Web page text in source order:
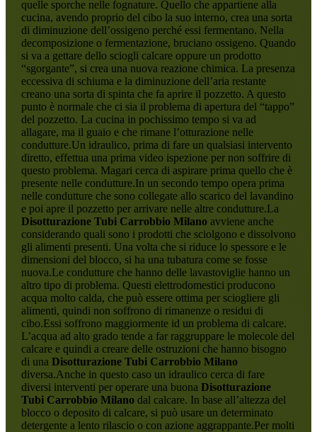
quelle sporche nelle fognature. Quello che appartiene alla
cucina, avendo proprio del cibo la suo interno, crea una sorta
di diminuzione dell’ossigeno perché essi fermentano. Nella
decomposizione o fermentazione, bruciano ossigeno. Quando
si va a gettare dello sciogli calcare oppure un prodotto
“sgorgante”, si crea una nuova reazione chimica. La presenza
eccessiva di schiuma e la diminuzione dell’aria restante
creano una sorta di spinta che fa aprire il pozzetto. A questo
punto è normale che ci sia il problema di apertura del “tappo”
del pozzetto. La cucina in pochissimo tempo si va ad
allagare, ma il guaio e che rimane l’otturazione nelle
condutture.Un idraulico, prima di fare un qualsiasi intervento
diretto, effettua una prima video ispezione per non soffrire di
questo problema. Magari cerca di aspirare prima quello che è
presente nelle condutture.In un secondo tempo opera prima
nelle condutture che sono collegate allo scarico del lavandino
e poi apre il pozzetto per arrivare nelle altre condutture.La
Disotturazione Tubi Carrobbio Milanoavviene anche
considerando quali sono i prodotti che sciolgono e dissolvono
gli alimenti presenti. Una volta che si riduce lo spessore e le
dimensioni del blocco, si ha una tubatura come se fosse
nuova.Le condutture che hanno delle lavastoviglie hanno un
altro tipo di problema. Questi elettrodomestici producono
acqua molto calda, che può essere ottima per sciogliere gli
alimenti, quindi non soffrono di rimanenze o residui di
cibo.Essi soffrono maggiormente id un problema di calcare.
L’acqua ad alto grado tende a far raggruppare le molecole del
calcare e quindi a creare delle ostruzioni che hanno bisogno
di una Disotturazione Tubi Carrobbio Milano
diversa.Anche in questo caso un idraulico cerca di fare
diversi interventi per operare una buona Disotturazione
Tubi Carrobbio Milanodal calcare. In base all’altezza del
blocco o deposito di calcare, si può usare un determinato
detergente a lento rilascio o con azione aggrappante.Per molti